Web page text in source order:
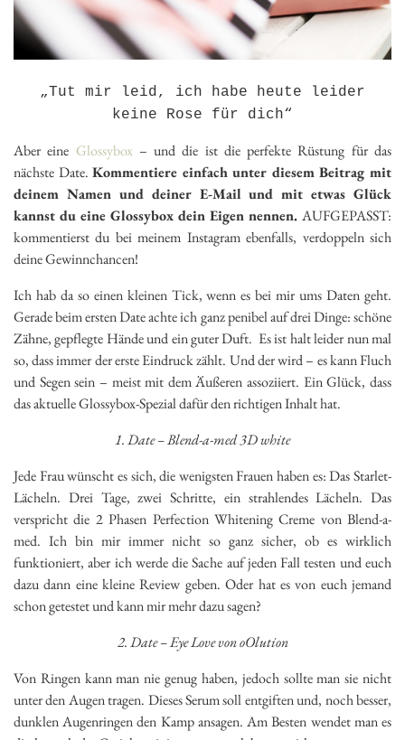
„Tut mir leid, ich habe heute leider
keine Rose für dich“
Aber eine Glossybox– und die ist die perfekte Rüstung für das
nächste Date.Kommentiere einfach unter diesem Beitrag mit
deinem Namen und deiner E-Mail und mit etwas Glück
kannst du eine Glossybox dein Eigen nennen. AUFGEPASST:
kommentierst du bei meinem Instagram ebenfalls, verdoppeln sich
deine Gewinnchancen!
Ich hab da so einen kleinen Tick, wenn es bei mir ums Daten geht.
Gerade beim ersten Date achte ich ganz penibel auf drei Dinge: schöne
Zähne, gepflegte Hände und ein guter Duft. Es ist halt leider nun mal
so, dass immer der erste Eindruck zählt. Und der wird – es kann Fluch
und Segen sein – meist mit dem Äußeren assoziiert. Ein Glück, dass
das aktuelle Glossybox-Spezial dafür den richtigen Inhalt hat.
1. Date – Blend-a-med 3D white
Jede Frau wünscht es sich, die wenigsten Frauen haben es: Das Starlet-
Lächeln. Drei Tage, zwei Schritte, ein strahlendes Lächeln. Das
verspricht die 2 Phasen Perfection Whitening Creme von Blend-a-
med. Ich bin mir immer nicht so ganz sicher, ob es wirklich
funktioniert, aber ich werde die Sache auf jeden Fall testen und euch
dazu dann eine kleine Review geben. Oder hat es von euch jemand
schon getestet und kann mir mehr dazu sagen?
2. Date – Eye Love von oOlution
Von Ringen kann man nie genug haben, jedoch sollte man sie nicht
unter den Augen tragen. Dieses Serum soll entgiften und, noch besser,
dunklen Augenringen den Kamp ansagen. Am Besten wendet man es